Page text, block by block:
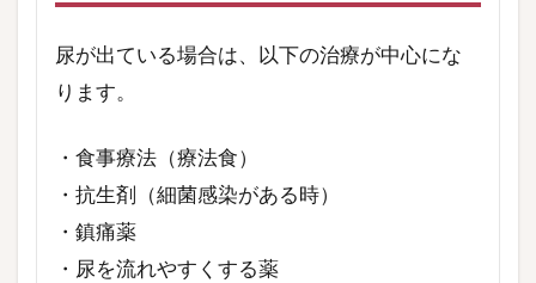
尿が出ている場合は、以下の治療が中心にな
ります。
・食事療法（療法食）
・抗生剤（細菌感染がある時）
・鎮痛薬
・尿を流れやすくする薬